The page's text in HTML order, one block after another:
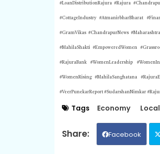
#LoanDistributionRajura#Rajura
#CottageIndustry #AtmanirbharBharat
#GramVikas #ChandrapurNews
#MahilaShakti #EmpoweredWomen
#RajuraBank #WomenLeadership
#WomenRising #MahilaSanghatana
#VeerPunekarReport #SudarshanNimkar
Tags Economy
Facebook